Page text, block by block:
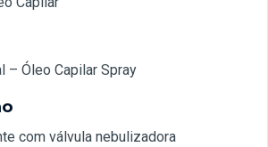
– Óleo Capilar Spray
com válvula nebulizadora